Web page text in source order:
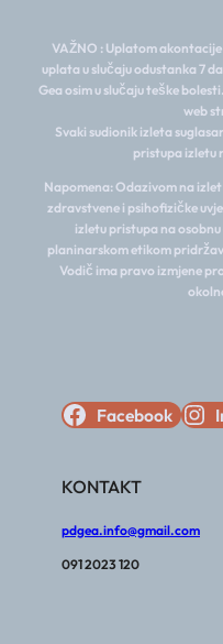
VAŽNO : Uplatom
uplata u slučaju odustanka 7
Gea osim u slučaju teške
web
Svaki sudionik izleta
pristupa izletu
Napomena: Odazivom na
zdravstvene i psihofizičke
izletu pristupa na osobnu
planinarskom etikom
Vodič ima pravo izmjene
Facebook
KONTAKT
pdgea.info@gmail.com
091 2023 120